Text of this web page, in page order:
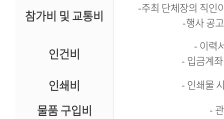
참가비 및 교통비
-주최 단체장의 직인
-행사 공
인건비
- 이력
- 입금계
인쇄비 - 인쇄물
물품 구입비 -